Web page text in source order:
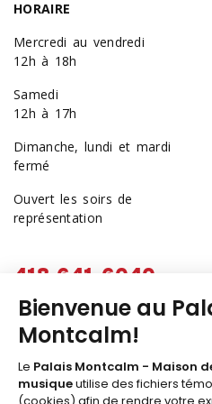
HORAIRE
Mercredi au vendredi
12h à 18h
Samedi
12h à 17h
Dimanche, lundi et mardi
fermé
Ouvert les soirs de
représentation
418 641-6040
1 877 641-6040
billetterie@palaismontcalm.ca